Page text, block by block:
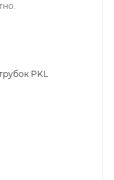
PKL